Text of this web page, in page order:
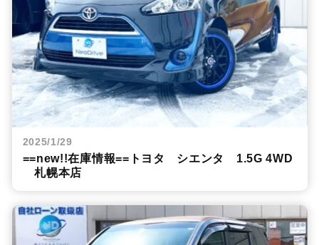
2025/1/29
==new!!在庫情報==トヨタ シエンタ 1.5G 4WD
札幌本店